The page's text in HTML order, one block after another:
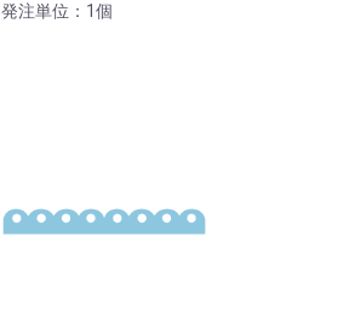
発注単位：1個